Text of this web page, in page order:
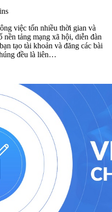
việc tốn nhiều thời gian và
tảng mạng xã hội, diễn đàn
tạo tài khoản và đăng các bài
đều là liên…